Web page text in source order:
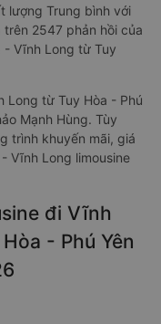
lượng Trung bình với
2547 phản hồi của
- Vĩnh Long từ Tuy
Long từ Tuy Hòa - Phú
Mạnh Hùng. Tùy
trình khuyến mãi, giá
Vĩnh Long limousine
đi Vĩnh
- Phú Yên